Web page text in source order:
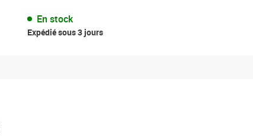
En stock
Expédié sous 3 jours